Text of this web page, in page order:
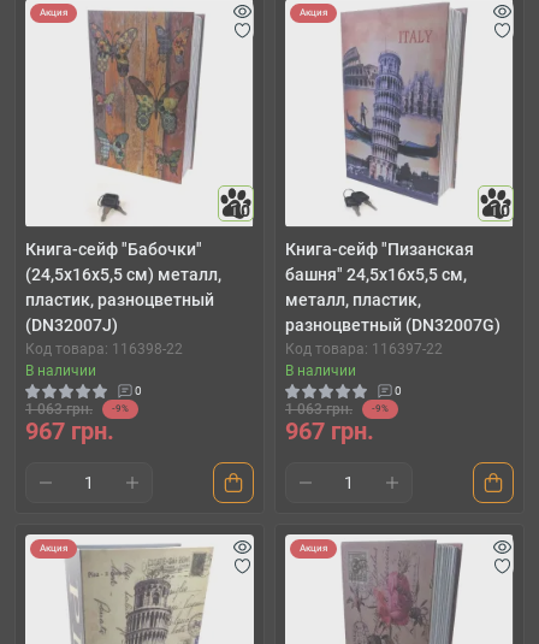
Акция
10
Книга-сейф "Бабочки"
(24,5х16х5,5 см) металл,
пластик, разноцветный
(DN32007J)
Код товара: 116398-22
В наличии
0
1 063 грн. -9%
967 грн.
Акция
10
Книга-сейф "Пизанская
башня" 24,5х16х5,5 см,
металл, пластик,
разноцветный (DN32007G)
Код товара: 116397-22
В наличии
0
1 063 грн. -9%
967 грн.
Акция Акция